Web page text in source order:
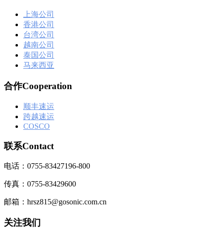
上海公司
香港公司
台湾公司
越南公司
泰国公司
马来西亚
合作Cooperation
顺丰速运
跨越速运
COSCO
联系Contact
电话：0755-83427196-800
传真：0755-83429600
邮箱：hrsz815@gosonic.com.cn
关注我们